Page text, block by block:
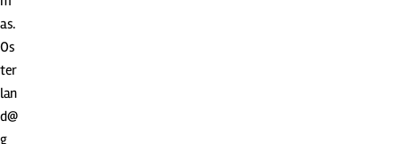
as.
Os
ter
lan
d@
g